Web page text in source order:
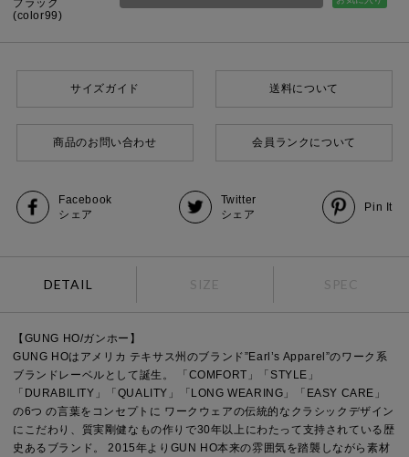
(color99)
サイズガイド 送料について
商品のお問い合わせ 会員ランクについて
Facebook
シェア
Twitter
シェア
Pin It
DETAIL SIZE SPEC
【GUNG HO/ガンホー】
GUNG HOはアメリカ テキサス州のブランド”Earl’s Apparel”のワーク系
ブランドレーベルとして誕生。 「COMFORT」「STYLE」
「DURABILITY」「QUALITY」「LONG WEARING」「EASY CARE」
の6つ の言葉をコンセプトに ワークウェアの伝統的なクラシックデザイン
にこだわり、質実剛健なもの作りで30年以上にわたって支持されている歴
史あるブランド。 2015年よりGUN HO本来の雰囲気を踏襲しながら素材